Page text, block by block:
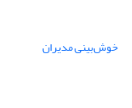
خوش‌بینی مدیران